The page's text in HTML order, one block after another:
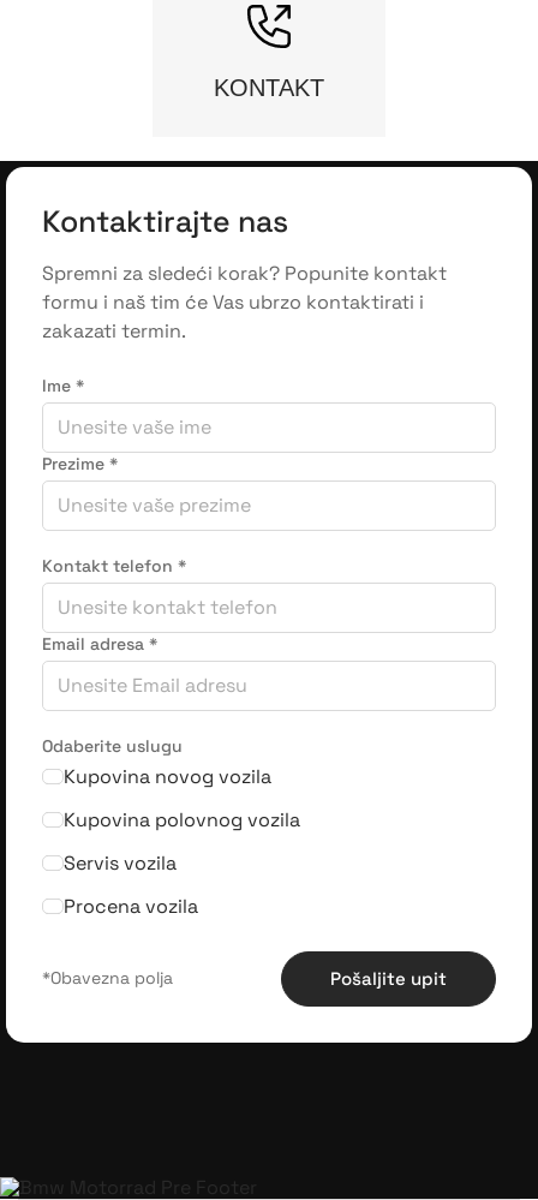
KONTAKT
Kontaktirajte nas
Spremni za sledeći korak? Popunite kontakt
formu i naš tim će Vas ubrzo kontaktirati i
zakazati termin.
Ime *
Prezime *
Kontakt telefon *
Email adresa *
Odaberite uslugu
Kupovina novog vozila
Kupovina polovnog vozila
Servis vozila
Procena vozila
Pošaljite upit